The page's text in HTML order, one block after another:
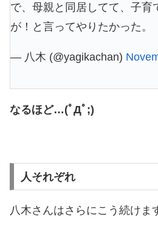
で、母親と同居してて、子育
が！と言ってやりたかった。
— 八木 (@yagikachan)
なるほど…(ﾟДﾟ;)
人それぞれ
八木さんはさらにこう続けま